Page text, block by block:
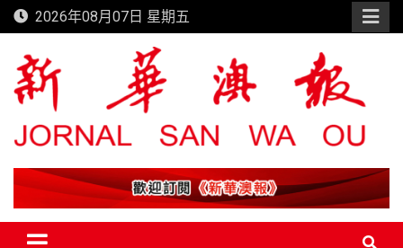
Skip
to
content
2026年08月07日 星期五
新華澳報